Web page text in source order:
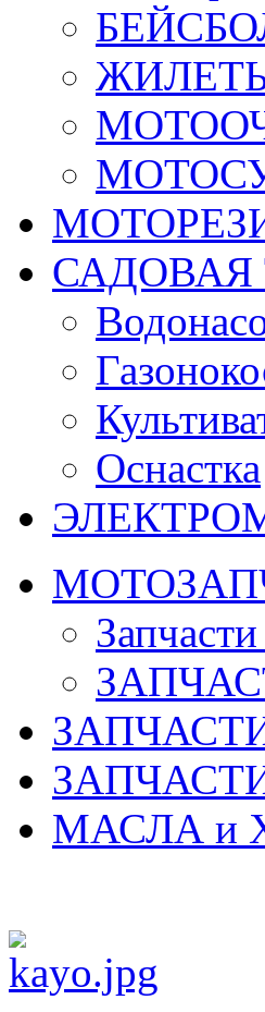
САДОВАЯ
Оснастка
ЗАПЧАСТИ
ЗАПЧАСТИ
МАСЛА и